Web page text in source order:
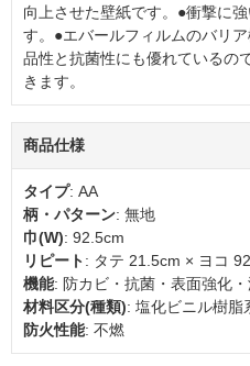
向上させた壁紙です。●衝撃に
す。●エバールフィルムのバリ
品性と抗菌性にも優れているの
きます。
商品仕様
タイプ: AA
柄・パターン: 無地
巾(W): 92.5cm
リピート: タテ 21.5cm × ヨコ
機能: 防カビ・抗菌・表面強化
材料区分(種類): 塩化ビニル樹脂
防火性能: 不燃